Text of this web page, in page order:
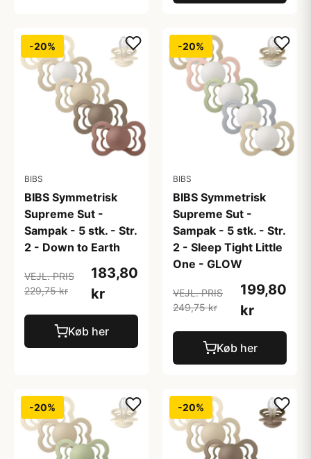
-20%
BIBS
BIBS Symmetrisk
Supreme Sut -
Sampak - 5 stk. - Str.
2 - Down to Earth
VEJL. PRIS
229,75 kr
183,80
kr
Køb her
-20%
BIBS
BIBS Symmetrisk
Supreme Sut -
Sampak - 5 stk. - Str.
2 - Sleep Tight Little
One - GLOW
VEJL. PRIS
249,75 kr
199,80
kr
Køb her
-20% -20%